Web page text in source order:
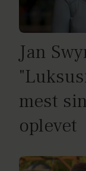
Jan
mest
oplevet